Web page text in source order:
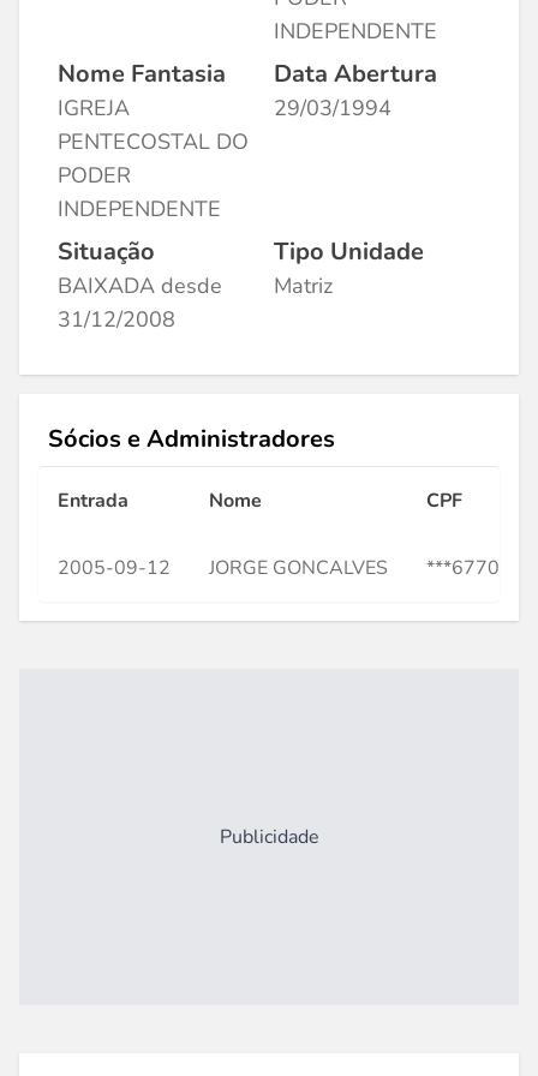
INDEPENDENTE
Nome Fantasia
IGREJA
PENTECOSTAL DO
PODER
INDEPENDENTE
Data Abertura
29/03/1994
Situação
BAIXADA desde
31/12/2008
Tipo Unidade
Matriz
Sócios e Administradores
Entrada Nome CPF
2005-09-12 JORGE GONCALVES
Publicidade